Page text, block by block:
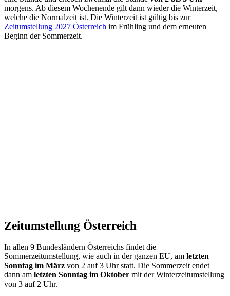
morgens. Ab diesem Wochenende gilt dann wieder die Winterzeit,
welche die Normalzeit ist. Die Winterzeit ist gültig bis zur
Zeitumstellung 2027 Österreich im Frühling und dem erneuten
Beginn der Sommerzeit.
Zeitumstellung Österreich
In allen 9 Bundesländern Österreichs findet die
Sommerzeitumstellung, wie auch in der ganzen EU, am letzten
Sonntag im März von 2 auf 3 Uhr statt. Die Sommerzeit endet
dann am letzten Sonntag im Oktober mit der Winterzeitumstellung
von 3 auf 2 Uhr.